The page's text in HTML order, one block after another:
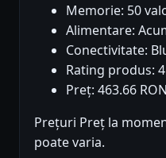
Memorie: 50
Alimentare:
Conectivitate:
Rating produs:
Preț: 463.66 RON
Prețuri Preț la
poate varia.